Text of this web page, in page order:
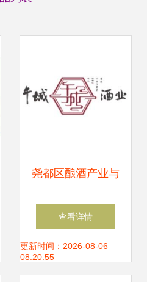
尧都区酿酒产业与
餐饮大数据融合新
图景
查看详情
更新时间：2026-08-06
08:20:55